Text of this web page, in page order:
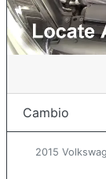
Cambio
2015